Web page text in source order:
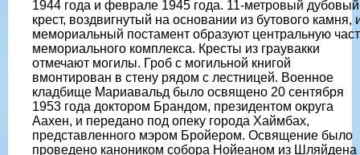
1944 года и феврале 1945 года. 11-метровый дубовый
крест, воздвигнутый на основании из бутового камня,
мемориальный постамент образуют центральную
мемориального комплекса. Кресты из граувакки
отмечают могилы. Гроб с могильной книгой
вмонтирован в стену рядом с лестницей. Военное
кладбище Мариавальд было освящено 20 сентября
1953 года доктором Брандом, президентом округа
Аахен, и передано под опеку города Хаймбах,
представленного мэром Бройером. Освящение было
проведено каноником собора Нойеаном из Шляйдена